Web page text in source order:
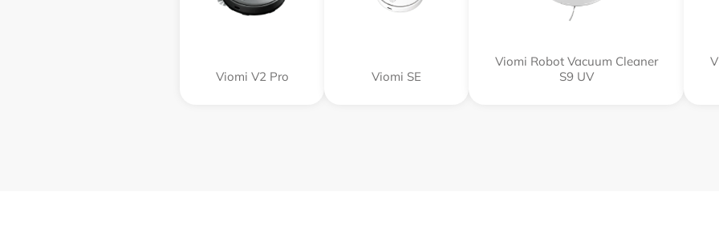
Viomi V2 Pro Viomi SE
Viomi Robot Vacuum Cleaner
S9 UV